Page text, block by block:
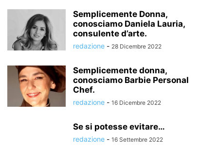
Semplicemente Donna,
conosciamo Daniela Lauria,
consulente d’arte.
redazione - 28 Dicembre 2022
Semplicemente donna,
conosciamo Barbie Personal
Chef.
redazione - 16 Dicembre 2022
Se si potesse evitare…
redazione - 16 Settembre 2022